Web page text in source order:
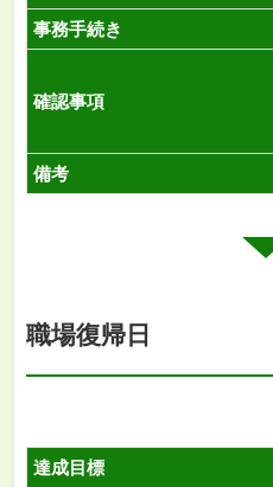
事務手続き
確認事項
備考
職場復帰日
達成目標